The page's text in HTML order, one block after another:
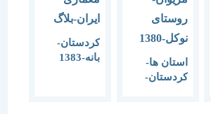
استان ها-
کردستان-
کردستان-